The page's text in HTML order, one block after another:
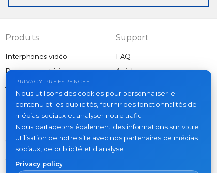
Produits
Interphones vidéo
Panneaux extérieurs
Autres équipements
Support
FAQ
Articles
Projets
À propos
Actualités
Contacts
Où acheter
PRIVACY PREFERENCES
Nous utilisons des cookies pour personnaliser le
contenu et les publicités, fournir des fonctionnalités de
médias sociaux et analyser notre trafic.
Nous partageons également des informations sur votre
utilisation de notre site avec nos partenaires de médias
sociaux, de publicité et d'analyse.
Privacy policy